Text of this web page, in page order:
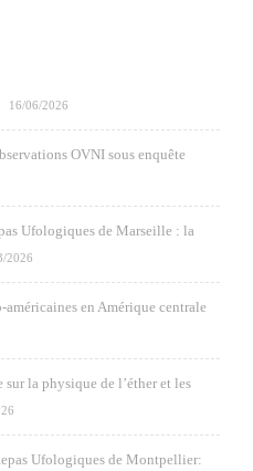
16/06/2026
OVNI sous enquête
Ufologiques de Marseille : la
2026
en Amérique centrale
la physique de l’éther et les
Ufologiques de Montpellier: